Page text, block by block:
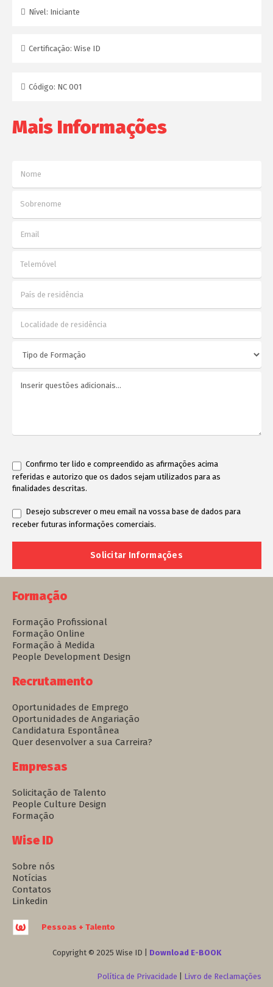
Nível: Iniciante
Certificação: Wise ID
Código: NC 001
Mais Informações
Confirmo ter lido e compreendido as afirmações acima
referidas e autorizo que os dados sejam utilizados para as
finalidades descritas.
Desejo subscrever o meu email na vossa base de dados para
receber futuras informações comerciais.
Formação
Formação Profissional
Formação Online
Formação à Medida
People Development Design
Recrutamento
Oportunidades de Emprego
Oportunidades de Angariação
Candidatura Espontânea
Quer desenvolver a sua Carreira?
Empresas
Solicitação de Talento
People Culture Design
Formação
Wise ID
Sobre nós
Notícias
Contatos
Linkedin
Pessoas + Talento
Copyright © 2025 Wise ID | Download E-BOOK
Política de Privacidade Livro de Reclamações